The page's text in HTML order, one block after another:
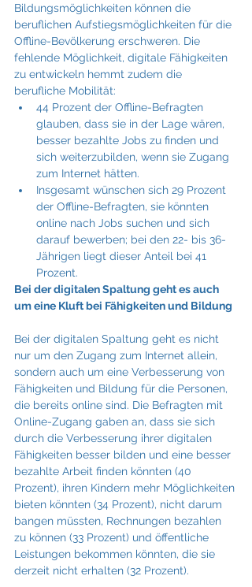
Bildungsmöglichkeiten können die
beruflichen Aufstiegsmöglichkeiten für die
Offline-Bevölkerung erschweren. Die
fehlende Möglichkeit, digitale Fähigkeiten
zu entwickeln hemmt zudem die
berufliche Mobilität:
44 Prozent der Offline-Befragten
glauben, dass sie in der Lage wären,
besser bezahlte Jobs zu finden und
sich weiterzubilden, wenn sie Zugang
zum Internet hätten.
Insgesamt wünschen sich 29 Prozent
der Offline-Befragten, sie könnten
online nach Jobs suchen und sich
darauf bewerben; bei den 22- bis 36-
Jährigen liegt dieser Anteil bei 41
Prozent.
Bei der digitalen Spaltung geht es auch
um eine Kluft bei Fähigkeiten und Bildung
Bei der digitalen Spaltung geht es nicht
nur um den Zugang zum Internet allein,
sondern auch um eine Verbesserung von
Fähigkeiten und Bildung für die Personen,
die bereits online sind. Die Befragten mit
Online-Zugang gaben an, dass sie sich
durch die Verbesserung ihrer digitalen
Fähigkeiten besser bilden und eine besser
bezahlte Arbeit finden könnten (40
Prozent), ihren Kindern mehr Möglichkeiten
bieten könnten (34 Prozent), nicht darum
bangen müssten, Rechnungen bezahlen
zu können (33 Prozent) und öffentliche
Leistungen bekommen könnten, die sie
derzeit nicht erhalten (32 Prozent).